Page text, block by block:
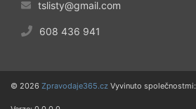
tslisty@gmail.com
608 436 941
© 2026 Zpravodaje365.cz Vyvinuto společnostmi: